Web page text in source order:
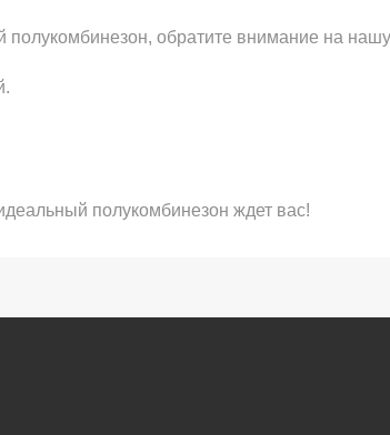
полукомбинезон, обратите внимание на
полукомбинезон ждет вас!